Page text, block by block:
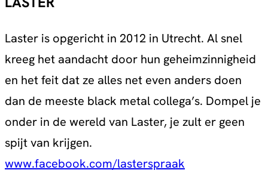
Laster is opgericht in 2012 in Utrecht. Al snel
kreeg het aandacht door hun geheimzinnigheid
en het feit dat ze alles net even anders doen
dan de meeste black metal collega’s. Dompel je
onder in de wereld van Laster, je zult er geen
spijt van krijgen.
www.facebook.com/lasterspraak